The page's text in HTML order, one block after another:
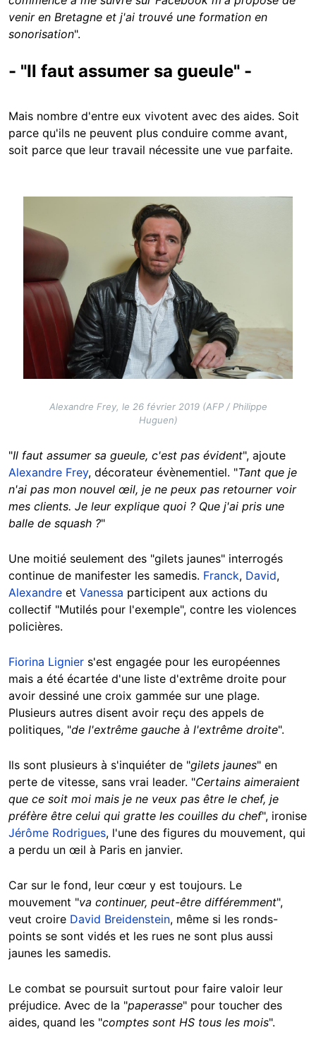
venir en Bretagne et j'ai trouvé une formation en
sonorisation".
- "Il faut assumer sa gueule" -
Mais nombre d'entre eux vivotent avec des aides. Soit
parce qu'ils ne peuvent plus conduire comme avant,
soit parce que leur travail nécessite une vue parfaite.
Alexandre Frey, le 26 février 2019 (AFP / Philippe
Huguen)
"Il faut assumer sa gueule, c'est pas évident", ajoute
Alexandre Frey, décorateur évènementiel. "Tant que je
n'ai pas mon nouvel œil, je ne peux pas retourner voir
mes clients. Je leur explique quoi ? Que j'ai pris une
balle de squash ?"
Une moitié seulement des "gilets jaunes" interrogés
continue de manifester les samedis. Franck, David,
Alexandre et Vanessa participent aux actions du
collectif "Mutilés pour l'exemple", contre les violences
policières.
Fiorina Lignier s'est engagée pour les européennes
mais a été écartée d'une liste d'extrême droite pour
avoir dessiné une croix gammée sur une plage.
Plusieurs autres disent avoir reçu des appels de
politiques, "de l'extrême gauche à l'extrême droite".
Ils sont plusieurs à s'inquiéter de "gilets jaunes" en
perte de vitesse, sans vrai leader. "Certains aimeraient
que ce soit moi mais je ne veux pas être le chef, je
préfère être celui qui gratte les couilles du chef", ironise
Jérôme Rodrigues, l'une des figures du mouvement, qui
a perdu un œil à Paris en janvier.
Car sur le fond, leur cœur y est toujours. Le
mouvement "va continuer, peut-être différemment",
veut croire David Breidenstein, même si les ronds-
points se sont vidés et les rues ne sont plus aussi
jaunes les samedis.
Le combat se poursuit surtout pour faire valoir leur
préjudice. Avec de la "paperasse" pour toucher des
aides, quand les "comptes sont HS tous les mois".